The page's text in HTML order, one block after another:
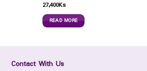
27,400Ks
READ MORE
Contact With Us